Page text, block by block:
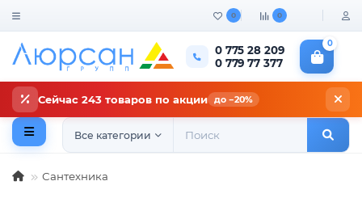
0 0
0 775 28 209
0 779 77 377
0
Сейчас 243 товаров по акции до −20%
Все категории
Сантехника